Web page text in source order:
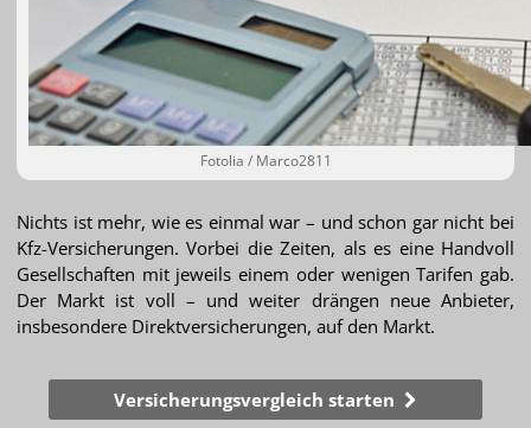
Fotolia / Marco2811
Nichts ist mehr, wie es einmal war – und schon gar nicht bei
Kfz-Versicherungen. Vorbei die Zeiten, als es eine Handvoll
Gesellschaften mit jeweils einem oder wenigen Tarifen gab.
Der Markt ist voll – und weiter drängen neue Anbieter,
insbesondere Direktversicherungen, auf den Markt.
Versicherungsvergleich starten